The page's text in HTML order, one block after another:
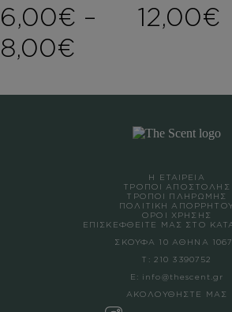
6,00€ –
8,00€
12,00€
Η ΕΤΑΙΡΕΙΑ
ΤΡΟΠΟΙ ΑΠΟΣΤΟΛΗΣ
ΤΡΟΠΟΙ ΠΛΗΡΩΜΗΣ
ΠΟΛΙΤΙΚΗ
ΟΡΟΙ ΧΡΗΣΗΣ
ΕΠΙΣΚΕΦΘΕΙΤΕ ΜΑΣ ΣΤΟ
ΣΚΟΥΦΑ 10 ΑΘΗΝΑ
Τ: 210 3390752
Ε: info@thescent.gr
ΑΚΟΛΟΥΘΗΣΤΕ ΜΑΣ